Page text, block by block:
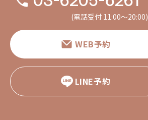
(電話受付 11:00〜20:00)
WEB予約
LINE予約